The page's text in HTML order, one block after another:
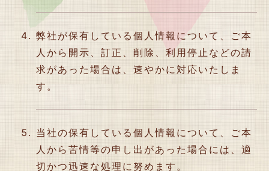
弊社が保有している個人情報について、ご本
人から開示、訂正、削除、利用停止などの請
求があった場合は、速やかに対応いたしま
す。
当社の保有している個人情報について、ご本
人から苦情等の申し出があった場合には、適
切かつ迅速な処理に努めます。